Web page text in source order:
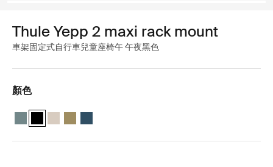
Thule Yepp 2 maxi rack mount
車架固定式自行車兒童座椅午 午夜黑色
顏色
Thule Yepp 2 maxi 中藍色
Thule Yepp 2 maxi 午夜黑色 (selected)
Thule Yepp 2 maxi 柔軟的沙子
Thule Yepp 2 maxi 海狸綠
Thule Yepp 2 maxi Majolica Blue